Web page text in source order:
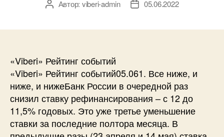
АвторАвтор: viberi-admin
Дата05.06.2022
«Viberi» Рейтинг событий
«Viberi» Рейтинг событий05.061. Все ниже, и
ниже, и нижеБанк России в очередной раз
снизил ставку рефинансирования – с 12 до
11,5% годовых. Это уже третье уменьшение
ставки за последние полтора месяца. В